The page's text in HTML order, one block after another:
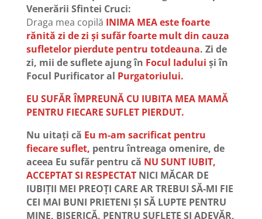
Venerării Sfintei Cruci:
Draga mea copilă INIMA MEAeste foarte
rănită zi de zi și sufăr foarte mult din cauza
sufletelor pierdute pentru totdeauna. Zi de
zi, mii de suflete ajung în Focul Iadului și în
Focul Purificator al Purgatoriului.
EU SUFĂR ÎMPREUNĂ CU IUBITA MEA MAMĂ
PENTRU FIECARE SUFLET PIERDUT.
Nu uitați că Eu m-am sacrificat pentru
fiecare suflet, pentru întreaga omenire, de
aceea Eu sufăr pentru că NU SUNT IUBIT,
ACCEPTAT SI RESPECTATNICI MĂCAR DE
IUBIȚII MEI PREOȚI CARE AR TREBUI SĂ-MI FIE
CEI MAI BUNI PRIETENI ȘI SĂ LUPTE PENTRU
MINE, BISERICĂ, PENTRU SUFLETE ȘI ADEVĂR,